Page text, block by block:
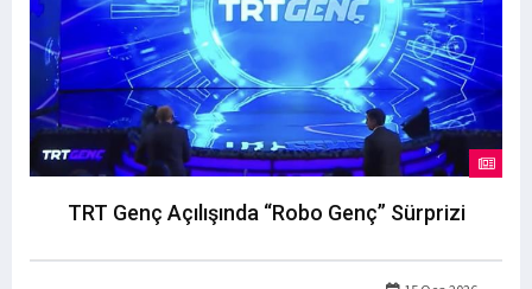
TRT Genç Açılışında “Robo Genç” Sürprizi